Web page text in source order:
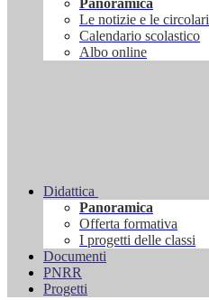
Panoramica
Le notizie e le circolari
Calendario scolastico
Albo online
Didattica
Panoramica
Offerta formativa
I progetti delle classi
Documenti
PNRR
Progetti